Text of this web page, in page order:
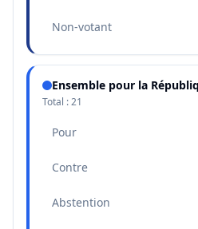
Non-votant
Ensemble pour la
Total :21
Pour
Contre
Abstention